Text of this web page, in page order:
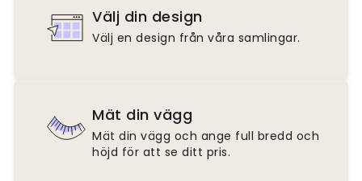
Välj din design
Välj en design från våra samlingar.
Mät din vägg
Mät din vägg och ange full bredd och
höjd för att se ditt pris.